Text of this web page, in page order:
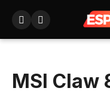
MSI Claw